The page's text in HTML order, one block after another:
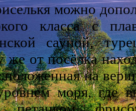
можно
класса с
сауной,
от посёлка
на
моря, где